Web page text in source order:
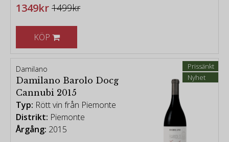
1349kr 1499kr
KÖP
Prissänkt
Nyhet
Damilano
Damilano Barolo Docg
Cannubi 2015
Typ: Rött vin från Piemonte
Distrikt: Piemonte
Årgång: 2015